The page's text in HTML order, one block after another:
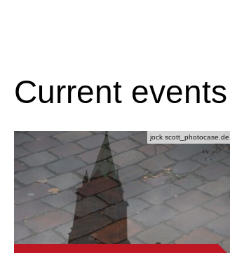
Current events
jock scott_photocase.de